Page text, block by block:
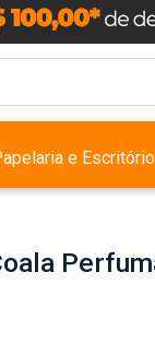
e Escritório